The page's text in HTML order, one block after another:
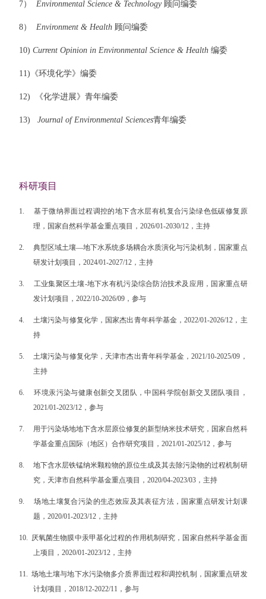
7） Environmental Science & Technology 顾问编委
8） Environment & Health 顾问编委
10) Current Opinion in Environmental Science & Health编委
11) 《环境化学》编委
12) 《化学进展》青年编委
13) Journal of Environmental Sciences青年编委
科研项目
1.基于微纳界面过程调控的地下含水层有机复合污染绿色低碳修复原
理，国家自然科学基金重点项目，2026/01-2030/12，主持
2. 典型区域土壤—地下水系统多场耦合水质演化与污染机制，国家重点
研发计划项目，2024/01-2027/12，主持
3. 工业集聚区土壤-地下水有机污染综合防治技术及应用，国家重点研
发计划项目，2022/10-2026/09，参与
4.土壤污染与修复化学，国家杰出青年科学基金，2022/01-2026/12，主
持
5.土壤污染与修复化学，天津市杰出青年科学基金，2021/10-2025/09，
主持
6.环境汞污染与健康创新交叉团队，中国科学院创新交叉团队项目，
2021/01-2023/12，参与
7. 用于污染场地地下含水层原位修复的新型纳米技术研究，国家自然科
学基金重点国际（地区）合作研究项目，2021/01-2025/12，参与
8. 地下含水层铁锰纳米颗粒物的原位生成及其去除污染物的过程机制研
究，天津市自然科学基金重点项目，2020/04-2023/03，主持
9.场地土壤复合污染的生态效应及其表征方法，国家重点研发计划课
题，2020/01-2023/12，主持
10. 厌氧菌生物膜中汞甲基化过程的作用机制研究，国家自然科学基金面
上项目，2020/01-2023/12，主持
11. 场地土壤与地下水污染物多介质界面过程和调控机制，国家重点研发
计划项目，2018/12-2022/11，参与